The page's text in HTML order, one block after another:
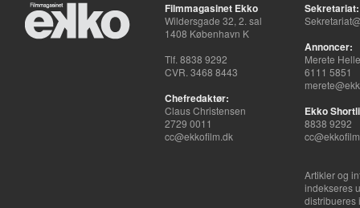
Filmmagasinet Ekko
Wildersgade 32, 2. sal
1408 København K
Tlf. 8838 9292
CVR. 3468 8443
Chefredaktør:
Claus Christensen
2729 0011
cc@ekkofilm.dk
Sekretariat:
Annoncer:
Merete
6111 5851
Ekko
8838 9292
Artikler og
indekseres
distribueres